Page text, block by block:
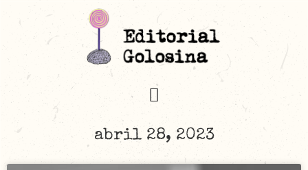
abril 28, 2023